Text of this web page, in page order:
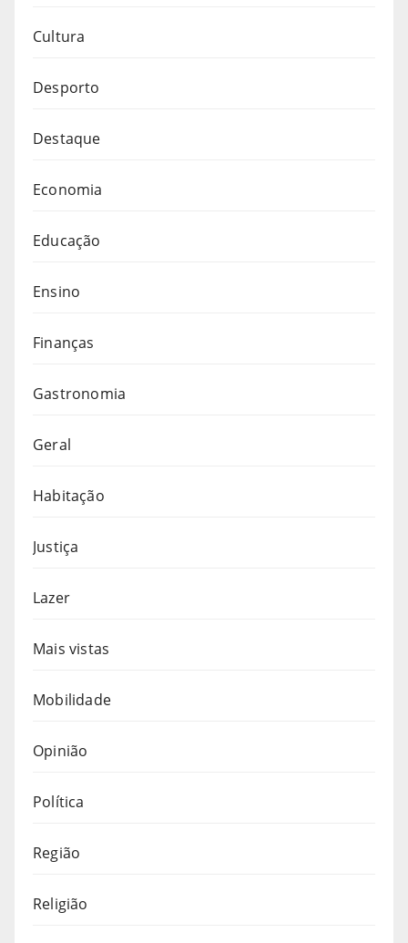
Cultura
Desporto
Destaque
Economia
Educação
Ensino
Finanças
Gastronomia
Geral
Habitação
Justiça
Lazer
Mais vistas
Mobilidade
Opinião
Política
Região
Religião